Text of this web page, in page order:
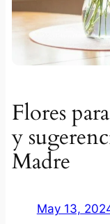
Flores
y
Madre
May 13,